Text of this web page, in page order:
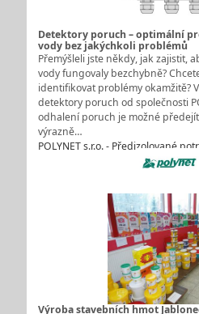
Detektory poruch – optimální
vody bez jakýchkoli problémů
Přemýšleli jste někdy, jak zajistit,
vody fungovaly bezchybně?
identifikovat problémy okamžitě?
detektory poruch od společnosti
odhalení poruch je možné
výrazně…
POLYNET s.r.o. - Předizolované
Výroba stavebních hmot